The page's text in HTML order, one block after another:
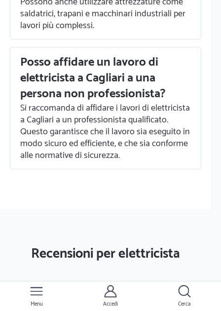
saldatrici, trapani e macchinari industriali per
lavori più complessi.
Posso affidare un lavoro di
elettricista a Cagliari a una
persona non professionista?
Si raccomanda di affidare i lavori di elettricista
a Cagliari a un professionista qualificato.
Questo garantisce che il lavoro sia eseguito in
modo sicuro ed efficiente, e che sia conforme
alle normative di sicurezza.
Recensioni per elettricista
Floriana E.
Menu Accedi Cerca